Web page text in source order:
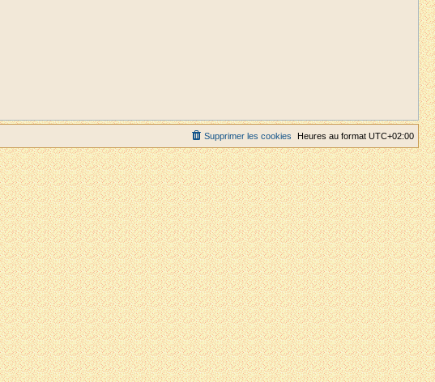
Heures au format UTC+02:00
Supprimer les cookies